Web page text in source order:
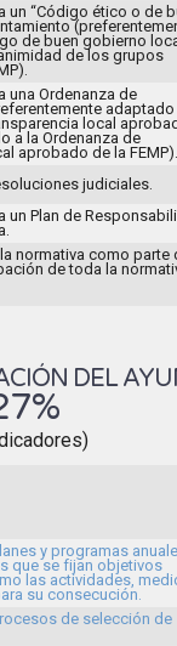
un “Código ético o de
de buen gobierno
de los grupos
una Ordenanza de
adaptado
local
a la Ordenanza de
aprobado de la FEMP).
judiciales.
un Plan de
normativa como parte
de toda la
DEL
y programas
que se fijan objetivos
las actividades,
su consecución.
de selección de